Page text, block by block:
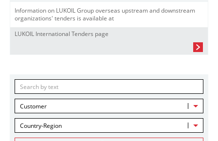
Information on LUKOIL Group overseas upstream and downstream
organizations' tenders is available at
LUKOIL International Tenders page
Customer
Country-Region